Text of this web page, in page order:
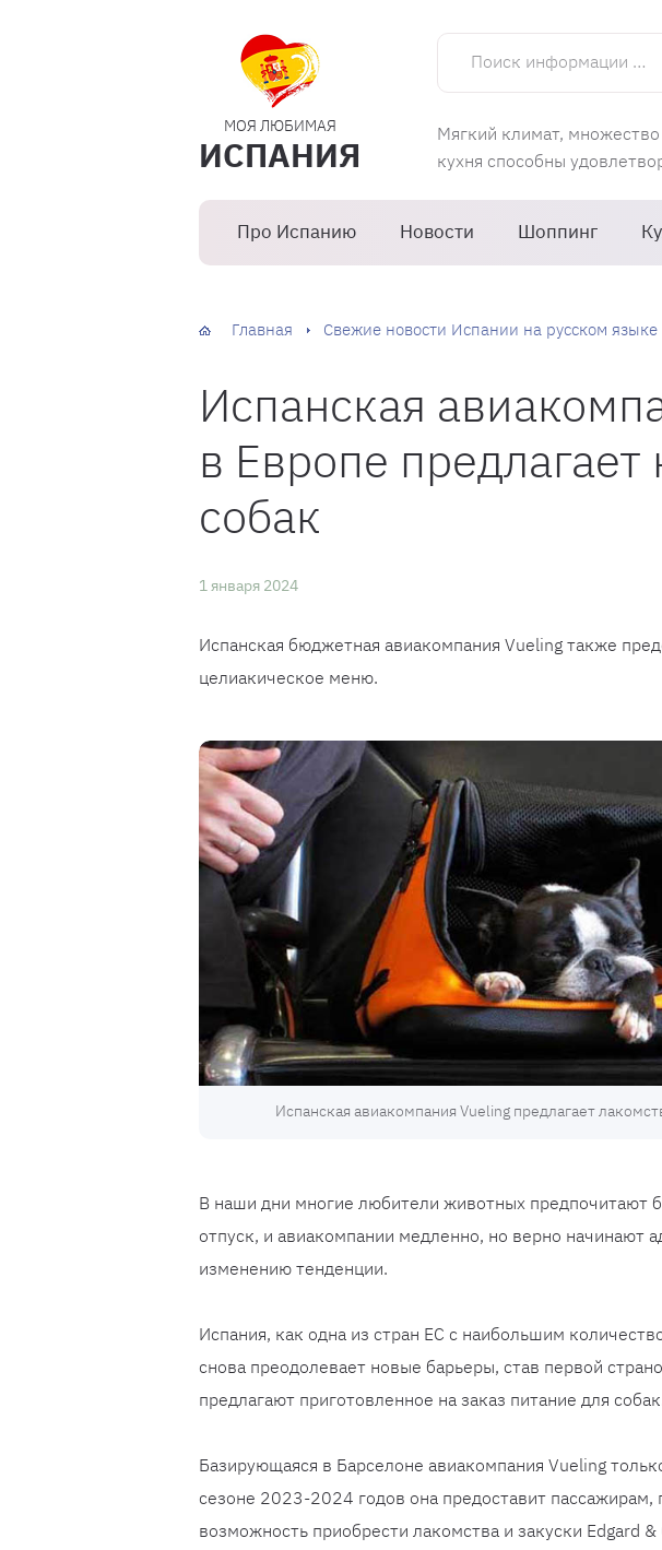
МОЯ ЛЮБИМАЯ
ИСПАНИЯ
Поиск информации об Испании
Мягкий климат,
кухня способны
Про Испанию Новости Шоппинг
Главная Свежие новости Испании на русском языке
Испанская
в Европе предлагает
собак
1 января 2024
Испанская бюджетная авиакомпания Vueling также
целиакическое меню.
Испанская авиакомпания Vueling предлагает
В наши дни многие любители животных предпочитают
отпуск, и авиакомпании медленно, но верно начинают
изменению тенденции.
Испания, как одна из стран ЕС с наибольшим
снова преодолевает новые барьеры, став первой
предлагают приготовленное на заказ питание для
Базирующаяся в Барселоне авиакомпания Vueling
сезоне 2023-2024 годов она предоставит
возможность приобрести лакомства и закуски Edgard